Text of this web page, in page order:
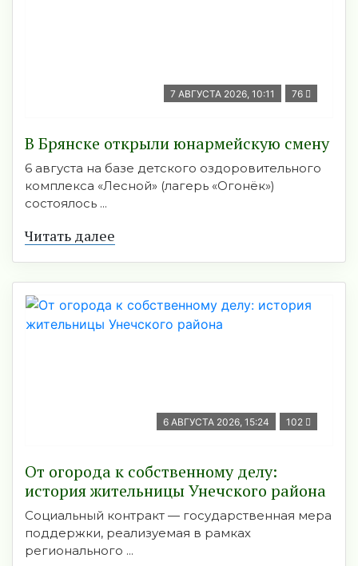
7 АВГУСТА 2026, 10:11 76
В Брянске открыли юнармейскую смену
6 августа на базе детского оздоровительного
комплекса «Лесной» (лагерь «Огонёк»)
состоялось ...
Читать далее
6 АВГУСТА 2026, 15:24 102
От огорода к собственному делу:
история жительницы Унечского района
Социальный контракт — государственная мера
поддержки, реализуемая в рамках
регионального ...